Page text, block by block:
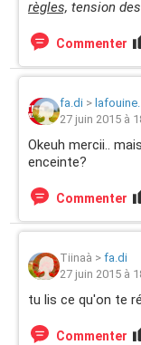
règles, tension
Commenter
fa.di > lafouine.
27 juin 2015 à
Okeuh mercii..
enceinte?
Commenter
Tiinaà > fa.di
27 juin 2015 à
tu lis ce qu'on te
Commenter